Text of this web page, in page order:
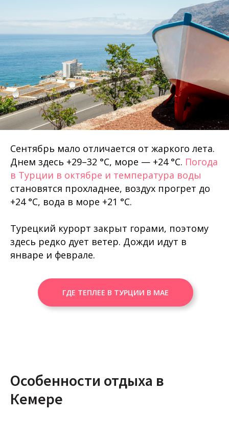
Сентябрь мало отличается от жаркого лета.
Днем здесь +29–32 °C, море — +24 °C. Погода
в Турции в октябре и температура воды
становятся прохладнее, воздух прогрет до
+24 °C, вода в море +21 °C.
Турецкий курорт закрыт горами, поэтому
здесь редко дует ветер. Дожди идут в
январе и феврале.
ГДЕ ТЕПЛЕЕ В ТУРЦИИ В МАЕ
Особенности отдыха в
Кемере